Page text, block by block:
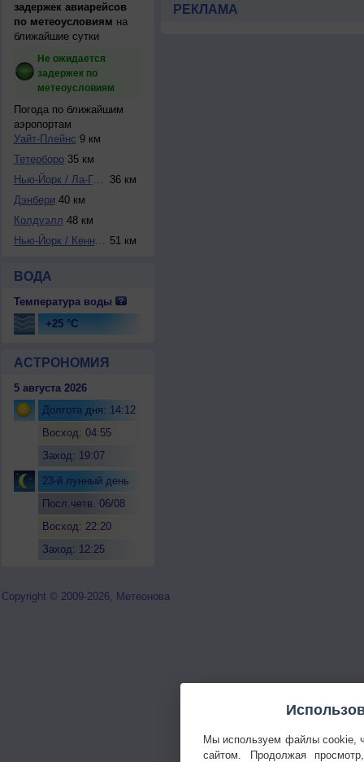
задержек авиарейсов
по метеоусловиям на
ближайшие сутки
Не ожидается
задержек по
метеоусловиям
Погода по ближайшим
аэропортам
Уайт-Плейнс 9 км
Тетерборо35 км
Нью-Йорк / Ла-Гуа...
36 км
Дэнбери 40 км
Колдуэлл 48 км
Нью-Йорк / Кеннед... 51 км
ВОДА
Температура воды
+25 °C
АСТРОНОМИЯ
5 августа 2026
Долгота дня: 14:12
Восход: 04:55
Заход: 19:07
23-й лунный день
Посл.четв. 06/08
Восход: 22:20
Заход: 12:25
РЕКЛАМА
Copyright © 2009-2026, Метеонова
Мы используем файлы cookie,
сайтом. Продолжая